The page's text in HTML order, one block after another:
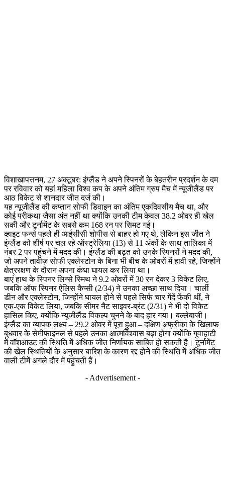
विशाखापत्तनम, 27 अक्टूबर: इंग्लैंड ने अपने स्पिनरों के बेहतरीन प्रदर्शन के दम
पर रविवार को यहां महिला विश्व कप के अपने अंतिम ग्रुप मैच में न्यूजीलैंड पर
आठ विकेट से शानदार जीत दर्ज की।
यह न्यूजीलैंड की कप्तान सोफी डिवाइन का अंतिम एकदिवसीय मैच था, और
कोई परीकथा जैसा अंत नहीं था क्योंकि उनकी टीम केवल 38.2 ओवर ही खेल
सकी और टूर्नामेंट के सबसे कम 168 रन पर सिमट गई।
व्हाइट फर्न्स पहले ही आईसीसी शोपीस से बाहर हो गए थे, लेकिन इस जीत ने
इंग्लैंड को शीर्ष पर चल रहे ऑस्ट्रेलिया (13) से 11 अंकों के साथ तालिका में
नंबर 2 पर पहुंचने में मदद की। इंग्लैंड की बढ़त को उनके स्पिनरों ने मदद की,
जो अपने तावीज़ सोफी एक्लेस्टोन के बिना भी बीच के ओवरों में हावी रहे, जिन्होंने
क्षेत्ररक्षण के दौरान अपना कंधा घायल कर लिया था।
बाएं हाथ के स्पिनर लिन्से स्मिथ ने 9.2 ओवरों में 30 रन देकर 3 विकेट लिए,
जबकि ऑफ स्पिनर ऐलिस कैप्सी (2/34) ने उनका अच्छा साथ दिया। चार्ली
डीन और एक्लेस्टोन, जिन्होंने घायल होने से पहले सिर्फ चार गेंदें फेंकी थीं, ने
एक-एक विकेट लिया, जबकि सीमर नैट साइवर-ब्रंट (2/31) ने भी दो विकेट
हासिल किए, क्योंकि न्यूजीलैंड विकल्प चुनने के बाद हार गया। बल्लेबाजी।
इंग्लैंड का व्यापक लक्ष्य – 29.2 ओवर में पूरा हुआ – दक्षिण अफ्रीका के खिलाफ
बुधवार के सेमीफाइनल से पहले उनका आत्मविश्वास बढ़ा होगा क्योंकि गुवाहाटी
में वॉशआउट की स्थिति में अधिक जीत निर्णायक साबित हो सकती है। टूर्नामेंट
की खेल स्थितियों के अनुसार बारिश के कारण रद्द होने की स्थिति में अधिक जीत
वाली टीमें अगले दौर में पहुंचती हैं।
- Advertisement -